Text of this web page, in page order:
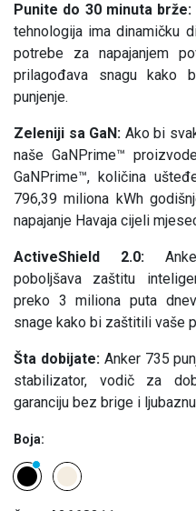
Punite do 30 minuta brže:
tehnologija ima dinamičku
potrebe za napajanjem
prilagođava snagu kako
punjenje.
Zeleniji sa GaN: Ako bi
naše GaNPrime™
GaNPrime™, količina
796,39 miliona kWh
napajanje Havaja cijeli
ActiveShield 2.0:
poboljšava zaštitu
preko 3 miliona puta
snage kako bi zaštitili vaše
Šta dobijate: Anker 735
stabilizator, vodič za
garanciju bez brige i
Boja: